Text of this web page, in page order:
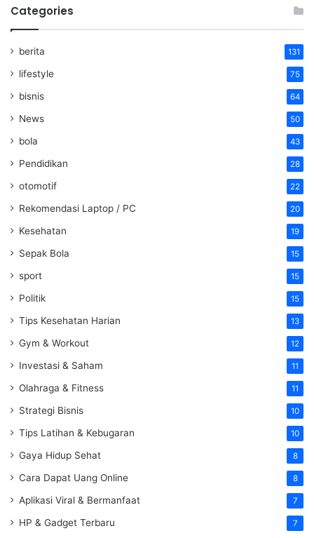
Categories
berita 131
lifestyle 75
bisnis 64
News 50
bola 43
Pendidikan 28
otomotif 22
Rekomendasi Laptop / PC 20
Kesehatan 19
Sepak Bola 15
sport 15
Politik 15
Tips Kesehatan Harian 13
Gym & Workout 12
Investasi & Saham 11
Olahraga & Fitness 11
Strategi Bisnis 10
Tips Latihan & Kebugaran 10
Gaya Hidup Sehat 8
Cara Dapat Uang Online 8
Aplikasi Viral & Bermanfaat 7
HP & Gadget Terbaru 7